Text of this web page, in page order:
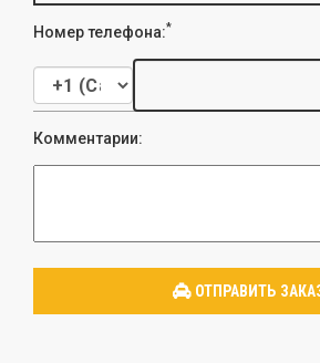
Номер телефона:*
Комментарии: